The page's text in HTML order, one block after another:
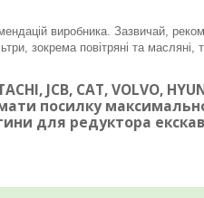
виробника. Зазвичай,
зокрема повітряні та
JCB, CAT, VOLVO,
посилку
для редуктора